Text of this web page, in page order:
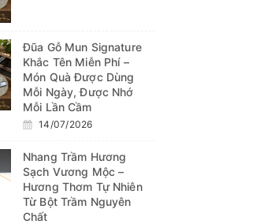
Đũa Gỗ Mun Signature
Khắc Tên Miễn Phí –
Món Quà Được Dùng
Mỗi Ngày, Được Nhớ
Mỗi Lần Cầm
14/07/2026
Nhang Trầm Hương
Sạch Vương Mộc –
Hương Thơm Tự Nhiên
Từ Bột Trầm Nguyên
Chất